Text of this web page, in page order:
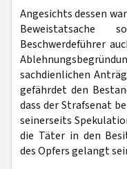
Angesichts dessen
Beschwerdeführer
sachdienlichen
gefährdet den
dass der Strafsenat
seinerseits
die Täter in den
des Opfers gelangt